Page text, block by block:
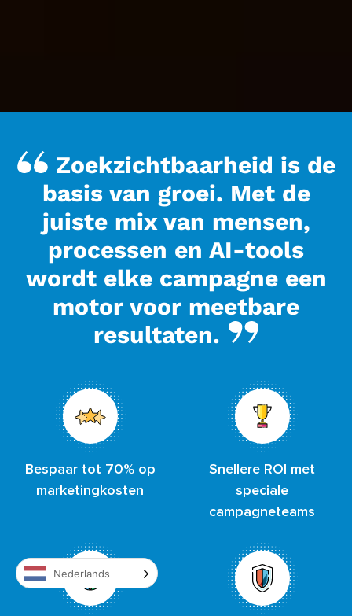
Zoekzichtbaarheid is de
basis van groei. Met de
juiste mix van mensen,
processen en AI-tools
wordt elke campagne een
motor voor meetbare
resultaten.
Bespaar tot 70% op
marketingkosten
Snellere ROI met
speciale
campagneteams
Nederlands